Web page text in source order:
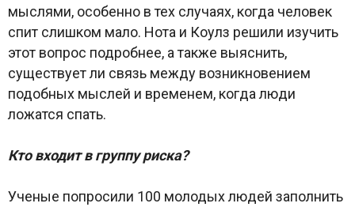
мыслями, особенно в тех случаях, когда человек
спит слишком мало. Нота и Коулз решили изучить
этот вопрос подробнее, а также выяснить,
существует ли связь между возникновением
подобных мыслей и временем, когда люди
ложатся спать.
Кто входит в группу риска?
Ученые попросили 100 молодых людей заполнить